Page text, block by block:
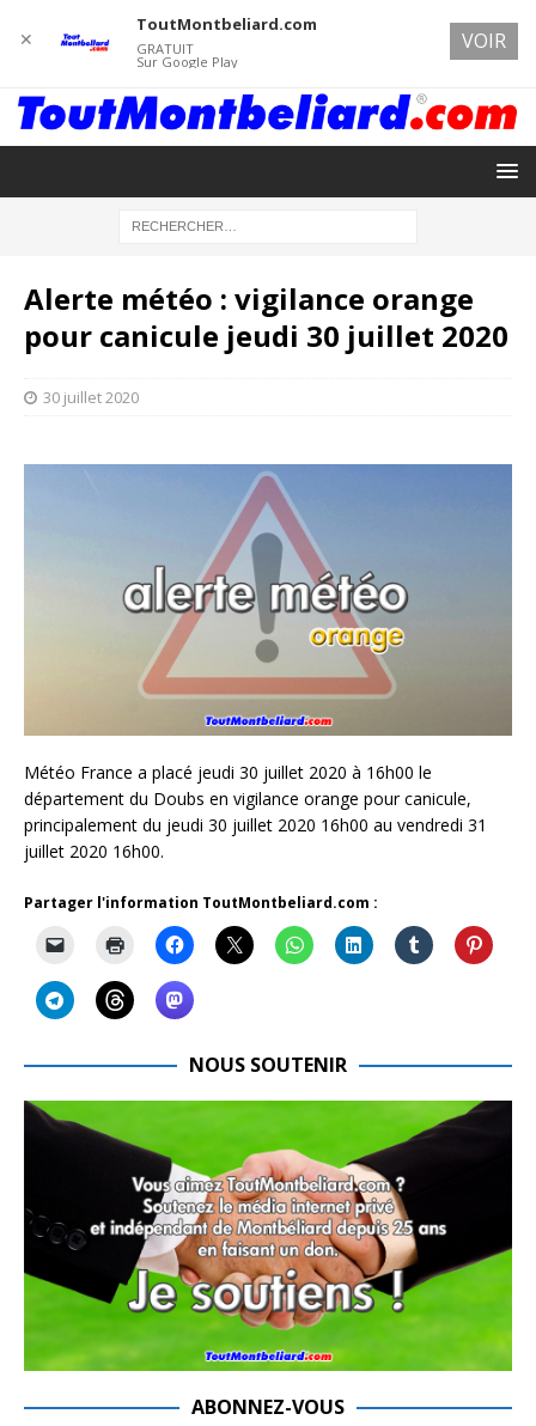
Alerte météo : vigilance orange
pour canicule jeudi 30 juillet 2020
30 juillet 2020
Météo France a placé jeudi 30 juillet 2020 à 16h00 le
département du Doubs en vigilance orange pour canicule,
principalement du jeudi 30 juillet 2020 16h00 au vendredi 31
juillet 2020 16h00.
Partager l'information ToutMontbeliard.com :
NOUS SOUTENIR
ABONNEZ-VOUS
✕
ToutMontbeliard.com
GRATUIT
Sur Google Play
VOIR